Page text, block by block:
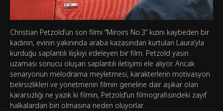
Christian Petzold’un son filmi “Miroirs No.3” kızını kaybeden bir
kadının, evinin yakınında araba kazasından kurtulan Laura’yla
kurduğu saplantılı ilişkiyi irdeleyen bir film. Petzold yasın
uzaması sonucu oluşan saplantılı iletişimi ele alıyor. Ancak
senaryonun melodrama meyletmesi, karakterlerin motivasyon
belirsizlikleri ve yönetmenin filmin geneline dair aşikar olan
kararsızlığı ne yazık ki filmin, Petzold’un filmografisindeki zayıf
halkalardan biri olmasına neden oluyorlar.